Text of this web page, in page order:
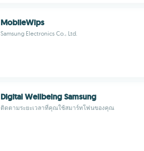
MobileWips
Samsung Electronics Co., Ltd.
Digital Wellbeing Samsung
ติดตามระยะเวลาที่คุณใช้สมาร์ทโฟนของคุณ